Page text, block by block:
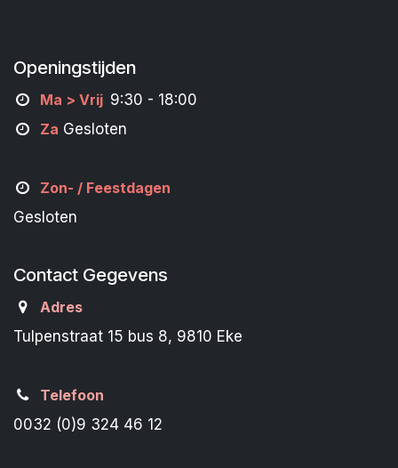
Openingstijden
Ma > Vrij 9:30 - 18:00
Za Gesloten
Zon- / Feestdagen
Gesloten
Contact Gegevens
Adres
Tulpenstraat 15 bus 8, 9810 Eke
Telefoon
0032 (0)9 324 46 12